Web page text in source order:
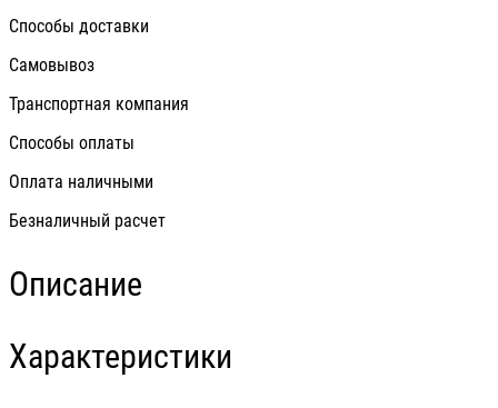
Способы доставки
Самовывоз
Транспортная компания
Способы оплаты
Оплата наличными
Безналичный расчет
Описание
Характеристики